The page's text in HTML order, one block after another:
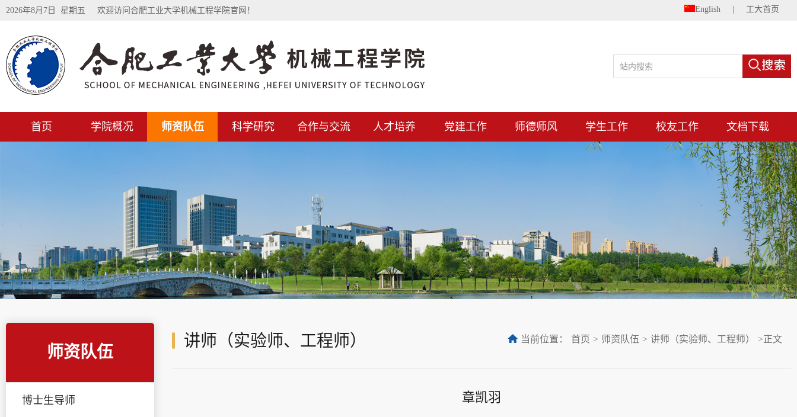
2026年8月7日 星期五 欢迎访问合肥工业大学机械工程学院官网！ English 工大首页
首页 学院概况 师资队伍 科学研究 合作与交流 人才培养 党建工作 师德师风 学生工作 校友工作 文档下载
师资队伍
博士生导师
讲师（实验师、工程师） 当前位置： 首页 > 师资队伍 > 讲师（实验师、工程师） >正文
章凯羽